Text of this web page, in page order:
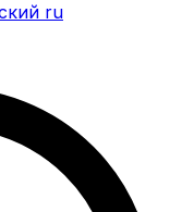
ru